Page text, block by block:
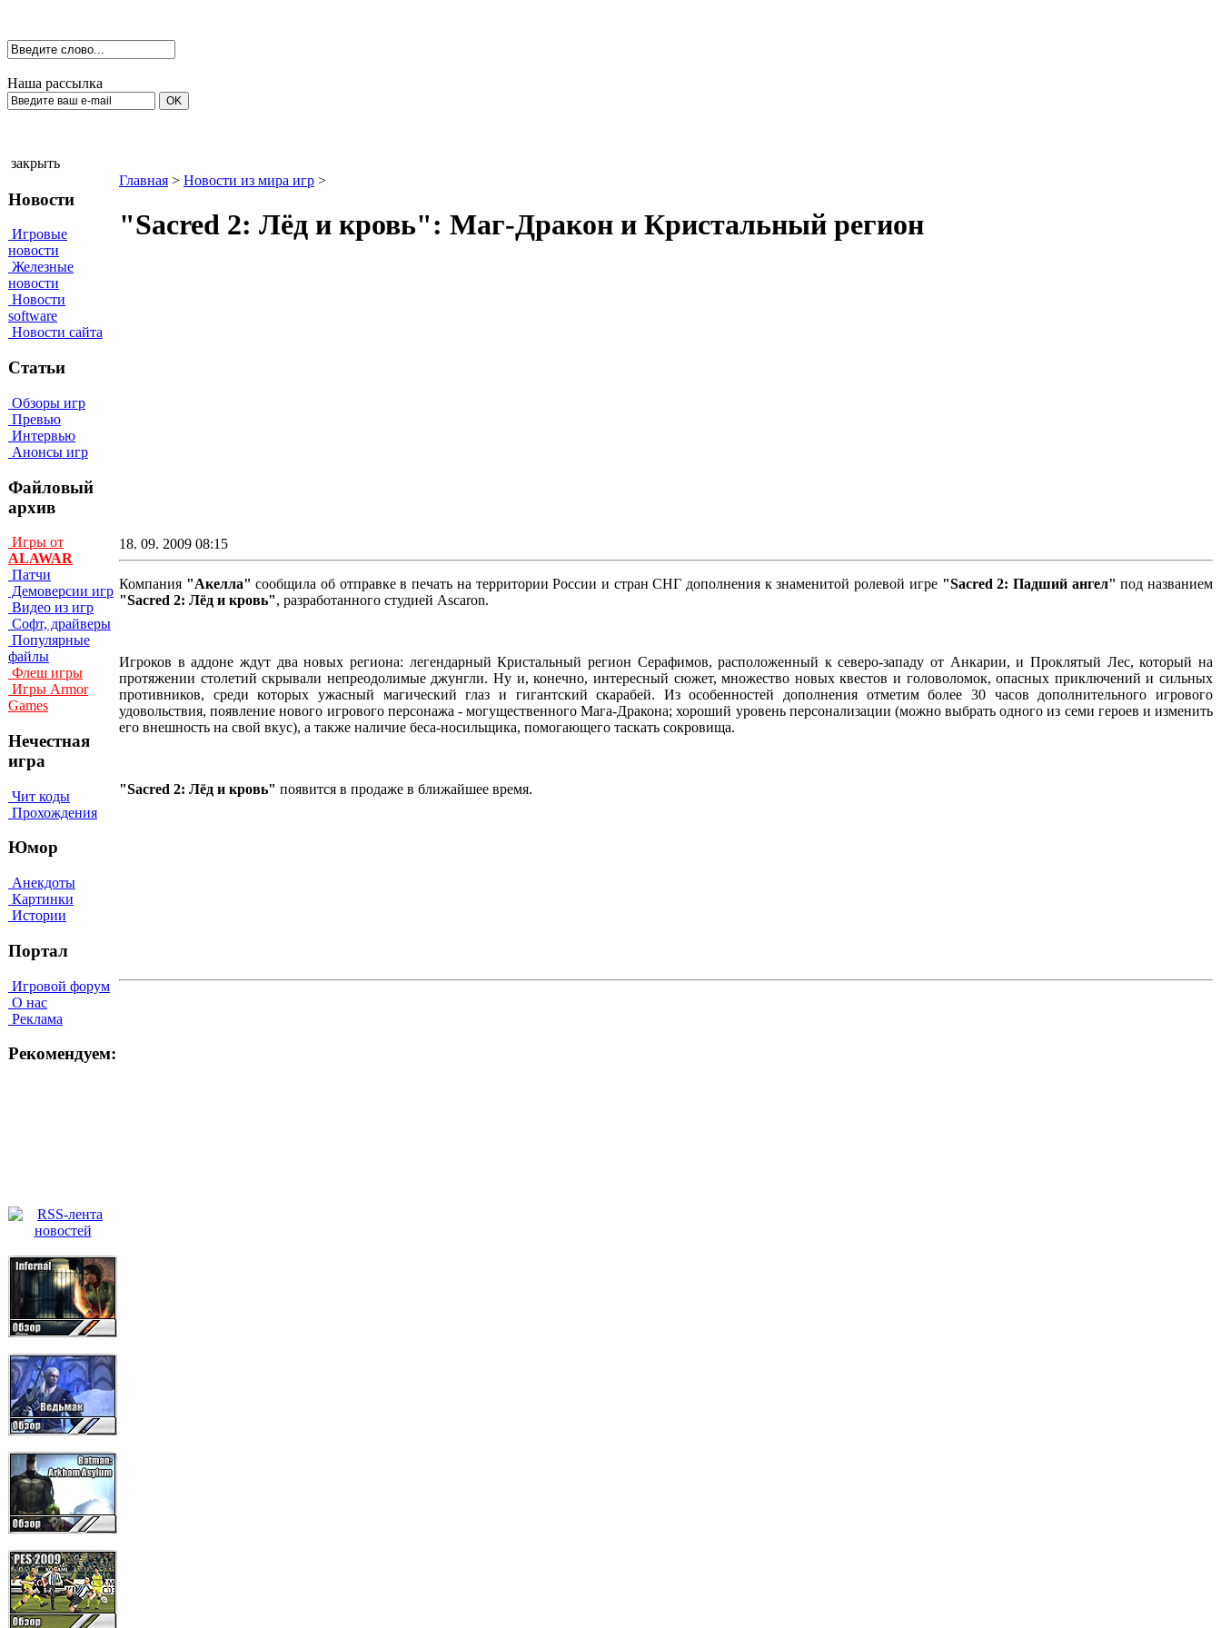
Наша рассылка
закрыть
Новости
Игровые
новости
Железные
новости
Новости
software
Новости сайта
Статьи
Обзоры игр
Превью
Интервью
Анонсы игр
Файловый
архив
Игры от
ALAWAR
Патчи
Демоверсии игр
Видео из игр
Софт, драйверы
Популярные
файлы
Флеш игры
Игры Armor
Games
Нечестная
игра
Чит коды
Прохождения
Юмор
Анекдоты
Картинки
Истории
Портал
Игровой форум
О нас
Реклама
Рекомендуем:
Главная > Новости из мира игр >
"Sacred 2: Лёд и кровь": Маг-Дракон и Кристальный регион
18. 09. 2009 08:15
Компания "Акелла" сообщила об отправке в печать на территории России и стран СНГ дополнения к знаменитой ролевой игре "Sacred 2: Падший ангел" под названием
"Sacred 2: Лёд и кровь", разработанного студией Ascaron.
Игроков в аддоне ждут два новых региона: легендарный Кристальный регион Серафимов, расположенный к северо-западу от Анкарии, и Проклятый Лес, который на
протяжении столетий скрывали непреодолимые джунгли. Ну и, конечно, интересный сюжет, множество новых квестов и головоломок, опасных приключений и сильных
противников, среди которых ужасный магический глаз и гигантский скарабей. Из особенностей дополнения отметим более 30 часов дополнительного игрового
удовольствия, появление нового игрового персонажа - могущественного Мага-Дракона; хороший уровень персонализации (можно выбрать одного из семи героев и изменить
его внешность на свой вкус), а также наличие беса-носильщика, помогающего таскать сокровища.
"Sacred 2: Лёд и кровь" появится в продаже в ближайшее время.